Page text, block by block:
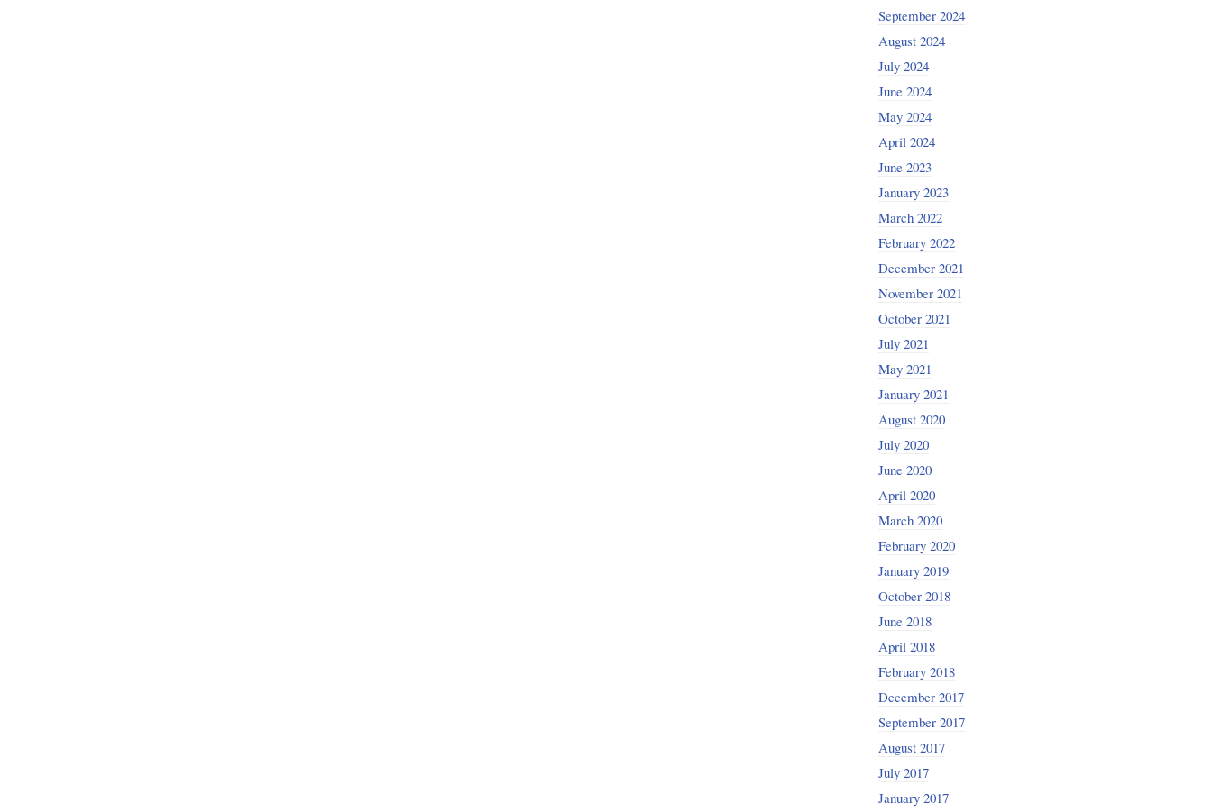
September 2024
August 2024
July 2024
June 2024
May 2024
April 2024
June 2023
January 2023
March 2022
February 2022
December 2021
November 2021
October 2021
July 2021
May 2021
January 2021
August 2020
July 2020
June 2020
April 2020
March 2020
February 2020
January 2019
October 2018
June 2018
April 2018
February 2018
December 2017
September 2017
August 2017
July 2017
January 2017